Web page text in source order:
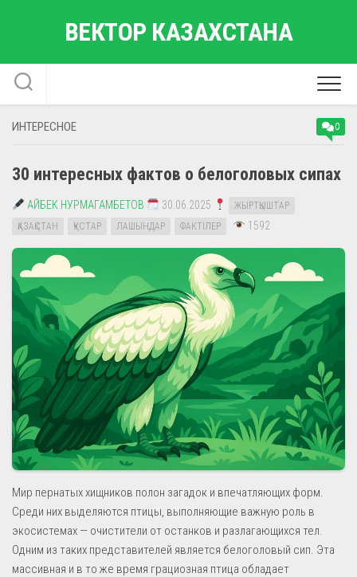
ВЕКТОР КАЗАХСТАНА
ИНТЕРЕСНОЕ 0
30 интересных фактов о белоголовых сипах
АЙБЕК НУРМАГАМБЕТОВ 30.06.2025
ЖЫРТҚЫШТАР
ҚАЗАҚСТАН
ҚҰСТАР ЛАШЫНДАР ФАКТІЛЕР 1592
Мир пернатых хищников полон загадок и впечатляющих форм.
Среди них выделяются птицы, выполняющие важную роль в
экосистемах — очистители от останков и разлагающихся тел.
Одним из таких представителей является белоголовый сип. Эта
массивная и в то же время грациозная птица обладает